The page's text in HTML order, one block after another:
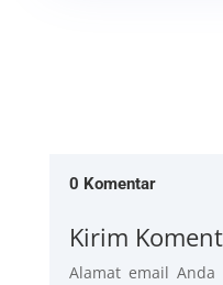
0 Komentar
Kirim
Alamat email